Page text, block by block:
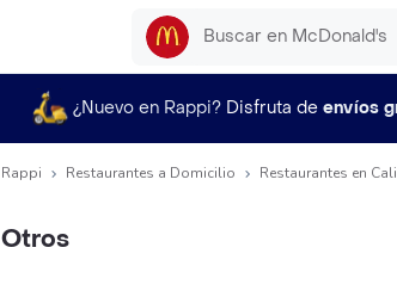
¿Nuevo en Rappi? Disfruta de envíos
Rappi Restaurantes a Domicilio Restaurantes en Cali
Otros